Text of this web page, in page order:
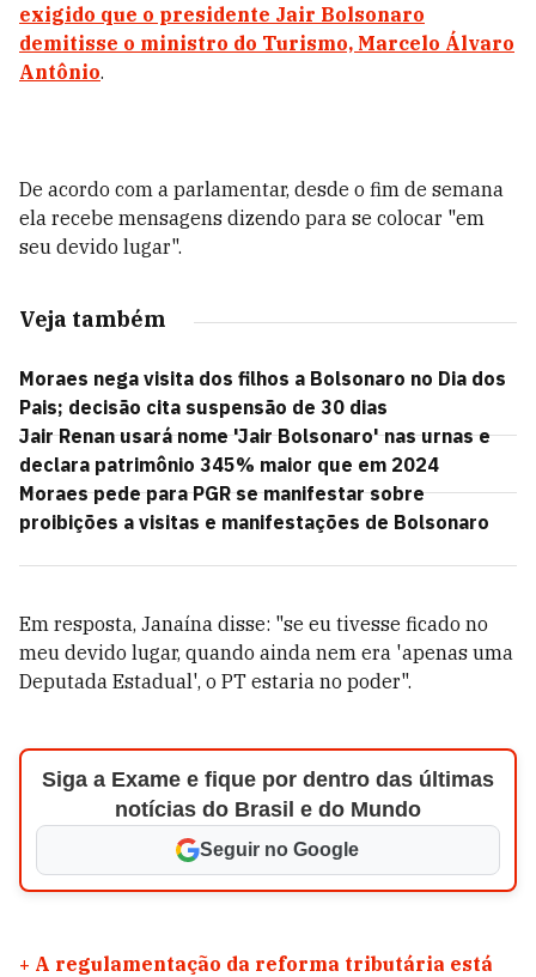
exigido que o presidente Jair Bolsonaro
demitisse o ministro do Turismo, Marcelo Álvaro
Antônio.
De acordo com a parlamentar, desde o fim de semana
ela recebe mensagens dizendo para se colocar "em
seu devido lugar".
Veja também
Moraes nega visita dos filhos a Bolsonaro no Dia dos
Pais; decisão cita suspensão de 30 dias
Jair Renan usará nome 'Jair Bolsonaro' nas urnas e
declara patrimônio 345% maior que em 2024
Moraes pede para PGR se manifestar sobre
proibições a visitas e manifestações de Bolsonaro
Em resposta, Janaína disse: "se eu tivesse ficado no
meu devido lugar, quando ainda nem era 'apenas uma
Deputada Estadual', o PT estaria no poder".
Siga a Exame e fique por dentro das últimas
notícias do Brasil e do Mundo
Seguir no Google
+ A regulamentação da reforma tributária está